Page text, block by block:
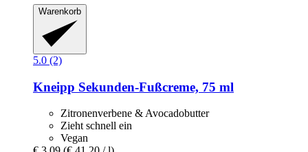
Warenkorb
5.0 (2)
Kneipp Sekunden-​Fußcreme, 75 ml
Zitronenverbene & Avocadobutter
Zieht schnell ein
Vegan